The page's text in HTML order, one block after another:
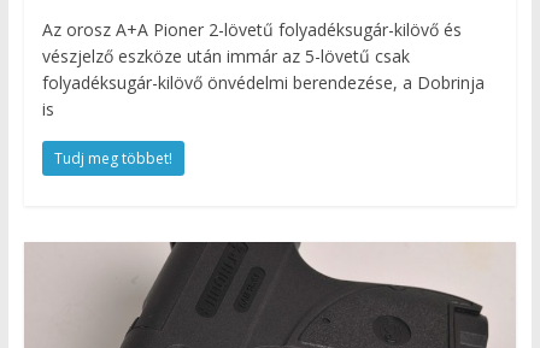
Az orosz A+A Pioner 2-lövetű folyadéksugár-kilövő és
vészjelző eszköze után immár az 5-lövetű csak
folyadéksugár-kilövő önvédelmi berendezése, a Dobrinja
is
Tudj meg többet!